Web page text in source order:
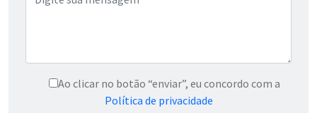
Ao clicar no botão “enviar”, eu concordo com a
Política de privacidade